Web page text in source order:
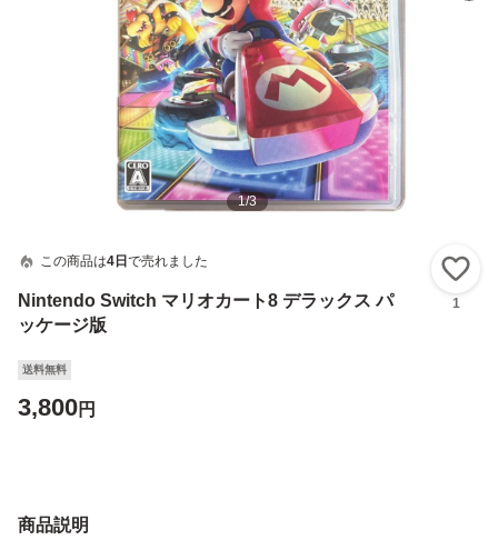
1/3
この商品は4日 で売れました
Nintendo Switch マリオカート8 デラックス パ
ッケージ版
1
送料無料
3,800円
商品説明